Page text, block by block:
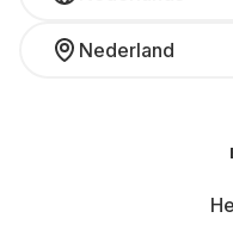
Nederland